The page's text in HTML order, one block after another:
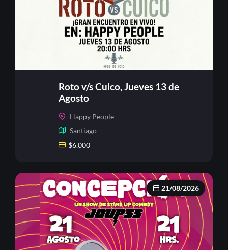
Roto v/s Cuico, Jueves 13 de
Agosto
Happy People
Santiago
$6.000
21/08/2026